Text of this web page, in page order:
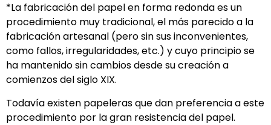
*La fabricación del papel en forma redonda es un
procedimiento muy tradicional, el más parecido a la
fabricación artesanal (pero sin sus inconvenientes,
como fallos, irregularidades, etc.) y cuyo principio se
ha mantenido sin cambios desde su creación a
comienzos del siglo XIX.
Todavía existen papeleras que dan preferencia a este
procedimiento por la gran resistencia del papel.